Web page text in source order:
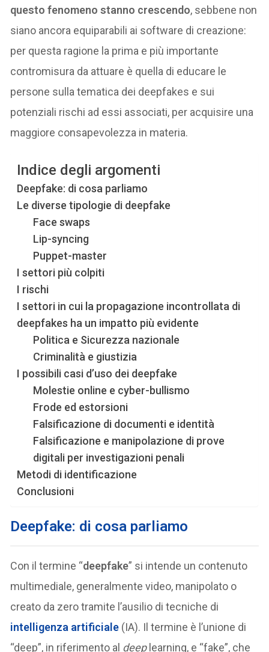
questo fenomeno stanno crescendo, sebbene non
siano ancora equiparabili ai software di creazione:
per questa ragione la prima e più importante
contromisura da attuare è quella di educare le
persone sulla tematica dei deepfakes e sui
potenziali rischi ad essi associati, per acquisire una
maggiore consapevolezza in materia.
Indice degli argomenti
Deepfake: di cosa parliamo
Le diverse tipologie di deepfake
Face swaps
Lip-syncing
Puppet-master
I settori più colpiti
I rischi
I settori in cui la propagazione incontrollata di
deepfakes ha un impatto più evidente
Politica e Sicurezza nazionale
Criminalità e giustizia
I possibili casi d’uso dei deepfake
Molestie online e cyber-bullismo
Frode ed estorsioni
Falsificazione di documenti e identità
Falsificazione e manipolazione di prove
digitali per investigazioni penali
Metodi di identificazione
Conclusioni
Deepfake: di cosa parliamo
Con il termine “deepfake” si intende un contenuto
multimediale, generalmente video, manipolato o
creato da zero tramite l’ausilio di tecniche di
intelligenza artificiale (IA). Il termine è l’unione di
“deep”, in riferimento al deeplearning, e “fake”, che